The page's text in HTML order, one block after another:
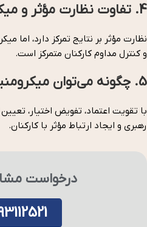
4. تفاوت نظارت مؤثر و میکرومنیجمنت چیست؟
نظارت مؤثر بر نتایج تمرکز دارد، اما
و کنترل مداوم کارکنان متمرکز است.
5. چگونه می‌توان میکرومنیجمنت را کاهش داد؟
با تقویت اعتماد، تفویض اختیار،
رهبری و ایجاد ارتباط مؤثر با کارکنان.
درخواست